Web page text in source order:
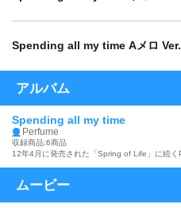
Spending all my time Aメロ Ver.
アルバム
Spending all my time
Perfume
収録商品:6商品
ムービー